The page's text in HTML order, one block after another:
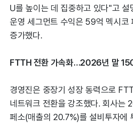
U를 높이는 데 집중하고 있다"고 설
운영 세그먼트 수익은 59억 멕시코
증가했다.
FTTH 전환 가속화…2026년 말
경영진은 중장기 성장 동력으로
네트워크 전환을 강조했다. 회사는
페소(매출의 20.7%)를 설비투자에